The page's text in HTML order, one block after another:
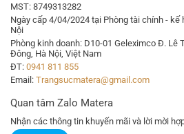
MST: 8749313282
Ngày cấp 4/04/2024 tại Phòng tài chính - kế
Nội
Phòng kinh doanh: D10-01 Geleximco Đ. Lê
Đông, Hà Nội, Việt Nam
ĐT: 0941 811 855
Email: Trangsucmatera@gmail.com
Quan tâm Zalo Matera
Nhận các thông tin khuyến mãi và lời mời